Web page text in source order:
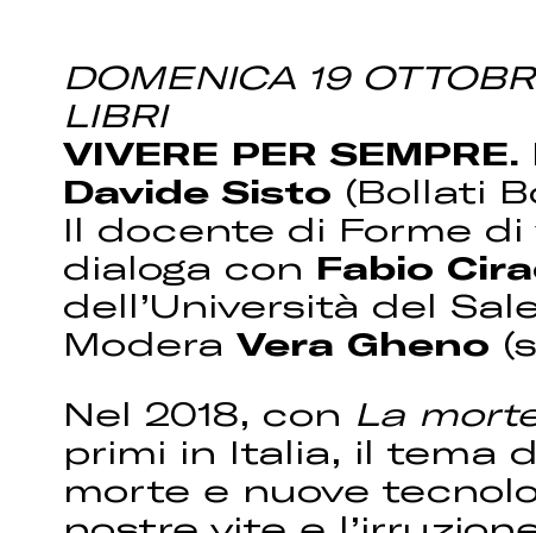
DOMENICA 19
LIBRI
VIVERE PER
Davide Sisto (Bollati
Il docente di Forme di
dialoga con Fabio
dell’Università del
Modera Vera Gheno
Nel 2018, con La
primi in Italia, il tema
morte e nuove